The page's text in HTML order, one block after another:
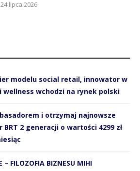
24 lipca 2026
modelu social retail, innowator w
wellness wchodzi na rynek polski
i otrzymaj najnowsze
2 generacji o wartości 4299 zł
– FILOZOFIA BIZNESU MIHI